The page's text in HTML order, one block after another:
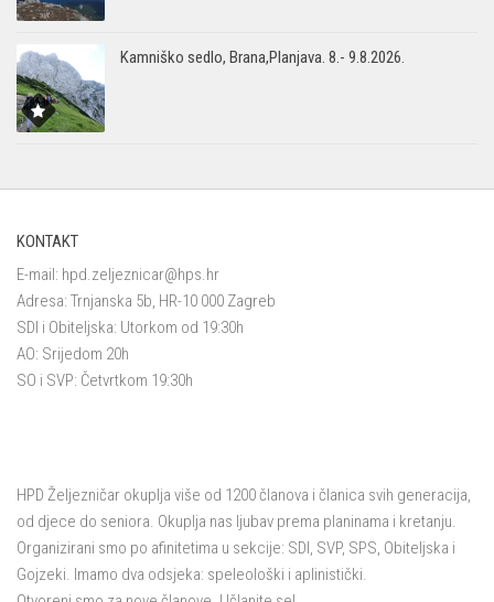
Kamniško sedlo, Brana,Planjava. 8.- 9.8.2026.
KONTAKT
E-mail: hpd.zeljeznicar@hps.hr
Adresa: Trnjanska 5b, HR-10 000 Zagreb
SDI i Obiteljska: Utorkom od 19:30h
AO: Srijedom 20h
SO i SVP: Četvrtkom 19:30h
HPD Željezničar okuplja više od 1200 članova i članica svih generacija,
od djece do seniora. Okuplja nas ljubav prema planinama i kretanju.
Organizirani smo po afinitetima u sekcije: SDI, SVP, SPS, Obiteljska i
Gojzeki. Imamo dva odsjeka: speleološki i aplinistički.